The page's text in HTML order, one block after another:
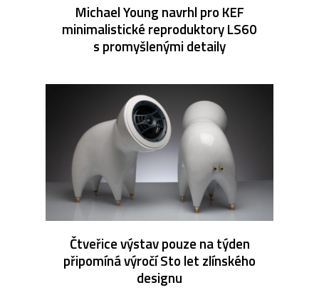
Michael Young navrhl pro KEF
minimalistické reproduktory LS60
s promyšlenými detaily
Čtveřice výstav pouze na týden
připomíná výročí Sto let zlínského
designu